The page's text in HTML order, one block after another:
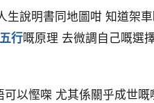
說明書同地圖咁 知道架
五行嘅原理 去微調自己嘅選
以慳㗎 尤其係關乎成世嘅